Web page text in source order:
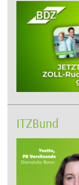
ITZBund